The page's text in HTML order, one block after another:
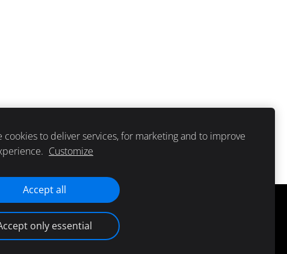
mazgāt. Paldies!!!
cookies to deliver services, for marketing and to improve
Customize
Accept all
only essential